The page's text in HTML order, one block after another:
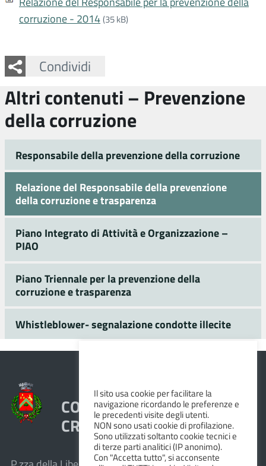
corruzione - 2014(35 kB)
Condividi
Facebook
Twitter
Whatsapp
Altri contenuti – Prevenzione
della corruzione
Responsabile della prevenzione della corruzione
Relazione del Responsabile della prevenzione
della corruzione e trasparenza
Piano Integrato di Attività e Organizzazione –
PIAO
Piano Triennale per la prevenzione della
corruzione e trasparenza
Whistleblower- segnalazione condotte illecite
COMUNE DI VEZZANO SUL
CROSTOLO
Il sito usa cookie per facilitare la
navigazione ricordando le preferenze e
le precedenti visite degli utenti.
NON sono usati cookie di profilazione.
Sono utilizzati soltanto cookie tecnici e
di terze parti analitici (IP anonimo).
Con "Accetta tutto", si acconsente